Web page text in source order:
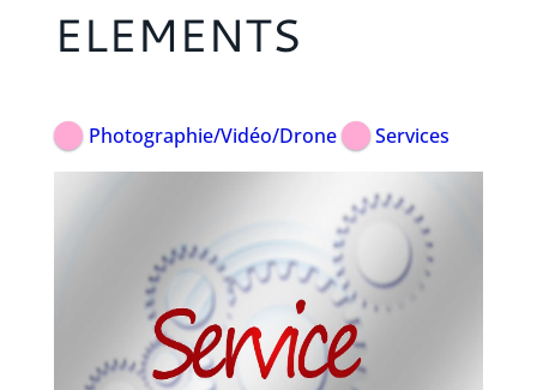
ELEMENTS
Photographie/Vidéo/Drone Services